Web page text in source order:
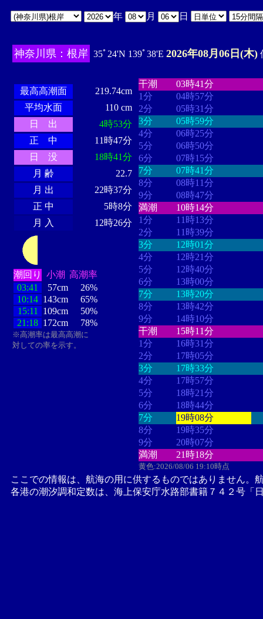
年 月 日
神奈川県：根岸 35ﾟ24'N 139ﾟ38'E 2026年08月06日(木)
最高高潮面
219.74cm
平均水面
110 cm
日 出
4時53分
正 中
11時47分
日 没
18時41分
月 齢
22.7
月 出
22時37分
正 中
5時8分
月 入
12時26分
潮回り 小潮 高潮率
03:41
57cm
26%
10:14 143cm
65%
15:11
109cm
50%
21:18 172cm 78%
※高潮率は最高高潮に
対しての率を示す。
干潮
03時41分
1分
04時57分
2分
05時31分
3分
05時59分
4分
06時25分
5分
06時50分
6分
07時15分
7分
07時41分
8分
08時11分
9分
08時47分
満潮
10時14分
1分
11時13分
2分
11時39分
3分
12時01分
4分
12時21分
5分
12時40分
6分
13時00分
7分
13時20分
8分
13時42分
9分
14時10分
干潮
15時11分
1分
16時31分
2分
17時05分
3分
17時33分
4分
17時57分
5分
18時21分
6分
18時44分
7分
19時08分
8分
19時35分
9分
20時07分
満潮
21時18分
黄色:2026/08/06 19:10時点
ここでの情報は、航海の用に供するものではありません。
各港の潮汐調和定数は、海上保安庁水路部書籍７４２号「